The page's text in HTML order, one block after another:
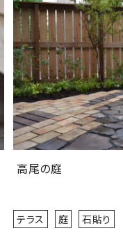
高尾の庭
テラス 庭 石貼り